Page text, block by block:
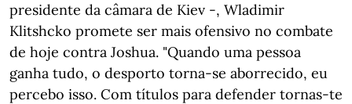
presidente da câmara de Kiev -, Wladimir
Klitshcko promete ser mais ofensivo no combate
de hoje contra Joshua. "Quando uma pessoa
ganha tudo, o desporto torna-se aborrecido, eu
percebo isso. Com títulos para defender tornas-te